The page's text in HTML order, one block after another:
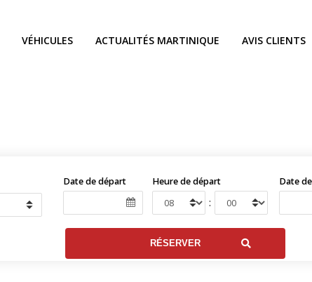
VÉHICULES ACTUALITÉS MARTINIQUE AVIS CLIENTS
Date de départ Heure de départ
:
Date